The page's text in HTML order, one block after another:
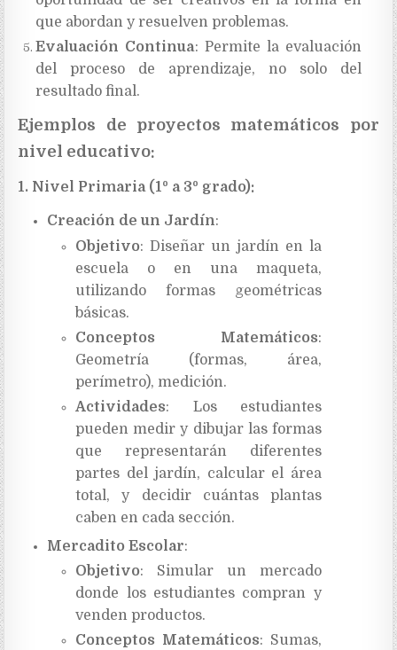
que abordan y resuelven problemas.
Evaluación Continua: Permite la evaluación
del proceso de aprendizaje, no solo del
resultado final.
Ejemplos de proyectos matemáticos por
nivel educativo:
1. Nivel Primaria (1º a 3º grado):
Creación de un Jardín:
Objetivo: Diseñar un jardín en la
escuela o en una maqueta,
utilizando formas geométricas
básicas.
Conceptos Matemáticos:
Geometría (formas, área,
perímetro), medición.
Actividades: Los estudiantes
pueden medir y dibujar las formas
que representarán diferentes
partes del jardín, calcular el área
total, y decidir cuántas plantas
caben en cada sección.
Mercadito Escolar:
Objetivo: Simular un mercado
donde los estudiantes compran y
venden productos.
Conceptos Matemáticos: Sumas,